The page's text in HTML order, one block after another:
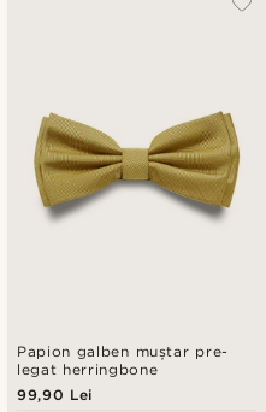
Papion galben muștar pre-
legat herringbone
99,90 Lei